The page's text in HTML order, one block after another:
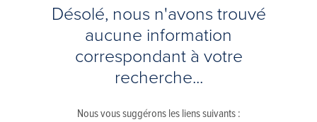
Désolé, nous n'avons trouvé
aucune information
correspondant à votre
recherche...
Nous vous suggérons les liens suivants :